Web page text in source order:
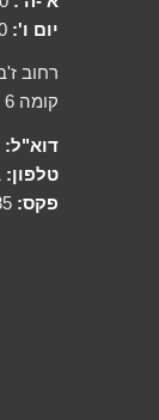
יום ו':
קומה 6 ברמת גן 52511
דוא"ל:
טלפון:
פקס: